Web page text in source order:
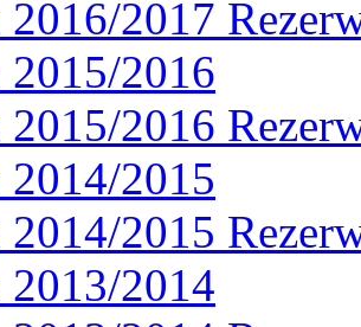
2016/2017
2015/2016
2015/2016
2014/2015
2014/2015
2013/2014